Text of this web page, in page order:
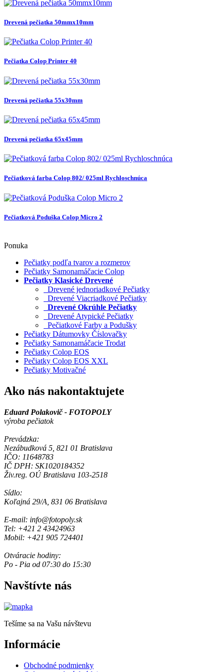
Drevená pečiatka 50mmx10mm
Pečiatka Colop Printer 40
Drevená pečiatka 55x30mm
Drevená pečiatka 65x45mm
Pečiatková farba Colop 802/ 025ml Rychloschnúca
Pečiatková Poduška Colop Micro 2
Ponuka
Pečiatky podľa tvarov a rozmerov
Pečiatky Samonamáčacie Colop
Pečiatky Klasické Drevené
Drevené jednoriadkové Pečiatky
Drevené Viacriadkové Pečiatky
Drevené Okrúhle Pečiatky
Drevené Atypické Pečiatky
Pečiatkové Farby a Podušky
Pečiatky Dátumovky Číslovačky
Pečiatky Samonamáčacie Trodat
Pečiatky Colop EOS
Pečiatky Colop EOS XXL
Pečiatky Motivačné
Ako nás nakontaktujete
Eduard Polakovič - FOTOPOLY
výroba pečiatok
Prevádzka:
Nezábudková 5, 821 01 Bratislava
IČO: 11648783
IČ DPH: SK1020184352
Živ.reg. OÚ Bratislava 103-2518
Sídlo:
Koľajná 29/A, 831 06 Bratislava
E-mail: info@fotopoly.sk
Tel: +421 2 43424963
Mobil: +421 905 724401
Otváracie hodiny:
Po - Pia od 07:30 do 15:30
Navštívte nás
Tešíme sa na Vašu návštevu
Informácie
Obchodné podmienky